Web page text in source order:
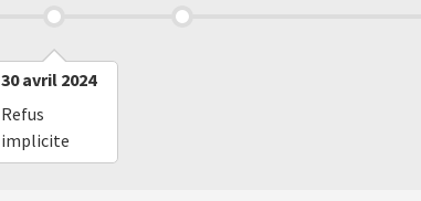
30 avril 2024
Refus
implicite